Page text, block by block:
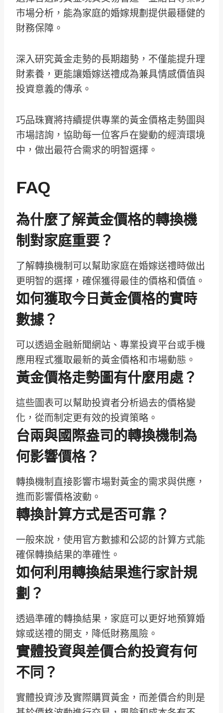
市場分析，能為家庭的婚嫁規劃提供最穩健的
財務保障。
深入研究黃金走勢的長期趨勢，不僅能提升理
財素養，更能讓婚嫁送禮成為兼具情感價值與
投資意義的傳承。
巧品珠寶將持續提供專業的黃金價格走勢圖與
市場諮詢，協助每一位客戶在變動的經濟環境
中，做出最符合需求的明智選擇。
FAQ
為什麼了解黃金價格的轉換機
制對家庭重要？
了解轉換機制可以幫助家庭在婚嫁送禮時做出
更明智的選擇，確保獲得最佳的價格和價值。
如何獲取今日黃金價格的實時
數據？
可以透過金融新聞網站、專業投資平台或手機
應用程式獲取最新的黃金價格和市場動態。
黃金價格走勢圖有什麼用處？
這些圖表可以幫助投資者分析過去的價格變
化，從而制定更有效的投資策略。
台兩與國際盎司的轉換機制為
何影響價格？
轉換機制直接影響市場對黃金的需求與供應，
進而影響價格波動。
轉換計算方式是否可靠？
一般來說，使用官方數據和公認的計算方式能
確保轉換結果的準確性。
如何利用轉換結果進行家計規
劃？
透過準確的轉換結果，家庭可以更好地預算婚
嫁或送禮的開支，降低財務風險。
實體投資與差價合約投資有何
不同？
實體投資涉及實際購買黃金，而差價合約則是